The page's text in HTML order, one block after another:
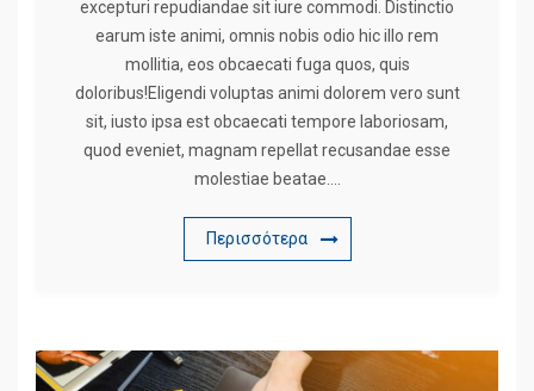
excepturi repudiandae sit iure commodi. Distinctio
earum iste animi, omnis nobis odio hic illo rem
mollitia, eos obcaecati fuga quos, quis
doloribus!Eligendi voluptas animi dolorem vero sunt
sit, iusto ipsa est obcaecati tempore laboriosam,
quod eveniet, magnam repellat recusandae esse
molestiae beatae….
Περισσότερα